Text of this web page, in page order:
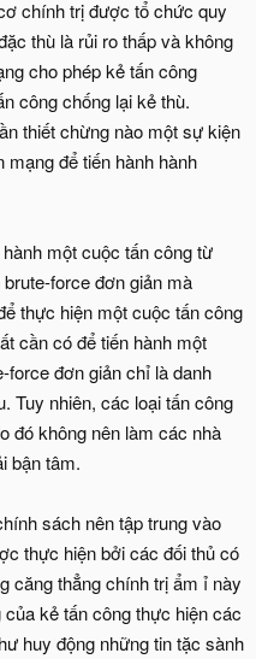
chính trị được tổ chức quy
thù là rủi ro thấp và không
cho phép kẻ tấn công
công chống lại kẻ thù.
thiết chừng nào một sự kiện
để tiến hành hành
một cuộc tấn công từ
force đơn giản mà
thực hiện một cuộc tấn công
cần có để tiến hành một
đơn giản chỉ là danh
Tuy nhiên, các loại tấn công
đó không nên làm các nhà
bận tâm.
sách nên tập trung vào
thực hiện bởi các đối thủ có
căng thẳng chính trị ẩm ỉ này
kẻ tấn công thực hiện các
huy động những tin tặc sành